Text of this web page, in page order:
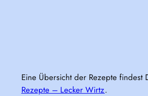
Eine Übersicht der Rezepte findest
Rezepte – Lecker Wirtz.